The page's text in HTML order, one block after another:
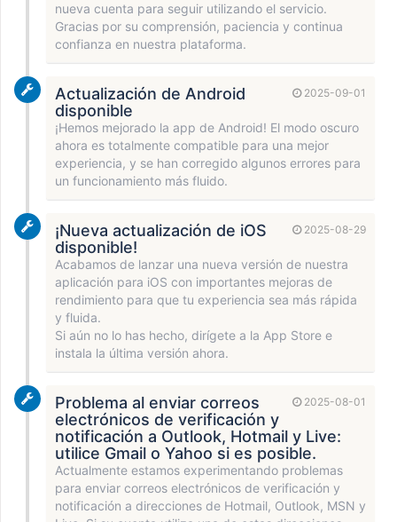
nueva cuenta para seguir utilizando el servicio.
Gracias por su comprensión, paciencia y continua
confianza en nuestra plataforma.
2025-09-01
Actualización de Android
disponible
¡Hemos mejorado la app de Android! El modo oscuro
ahora es totalmente compatible para una mejor
experiencia, y se han corregido algunos errores para
un funcionamiento más fluido.
2025-08-29
¡Nueva actualización de iOS
disponible!
Acabamos de lanzar una nueva versión de nuestra
aplicación para iOS con importantes mejoras de
rendimiento para que tu experiencia sea más rápida
y fluida.
Si aún no lo has hecho, dirígete a la App Store e
instala la última versión ahora.
2025-08-01
Problema al enviar correos
electrónicos de verificación y
notificación a Outlook, Hotmail y Live:
utilice Gmail o Yahoo si es posible.
Actualmente estamos experimentando problemas
para enviar correos electrónicos de verificación y
notificación a direcciones de Hotmail, Outlook, MSN y